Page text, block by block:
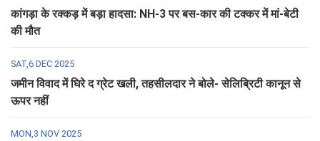
कांगड़ा के रक्कड़ में बड़ा हादसा: NH-3 पर बस-कार की टक्कर में मां-बेटी
की मौत
SAT,6 DEC 2025
जमीन विवाद में घिरे द ग्रेट खली, तहसीलदार ने बोले- सेलिब्रिटी कानून से
ऊपर नहीं
MON,3 NOV 2025